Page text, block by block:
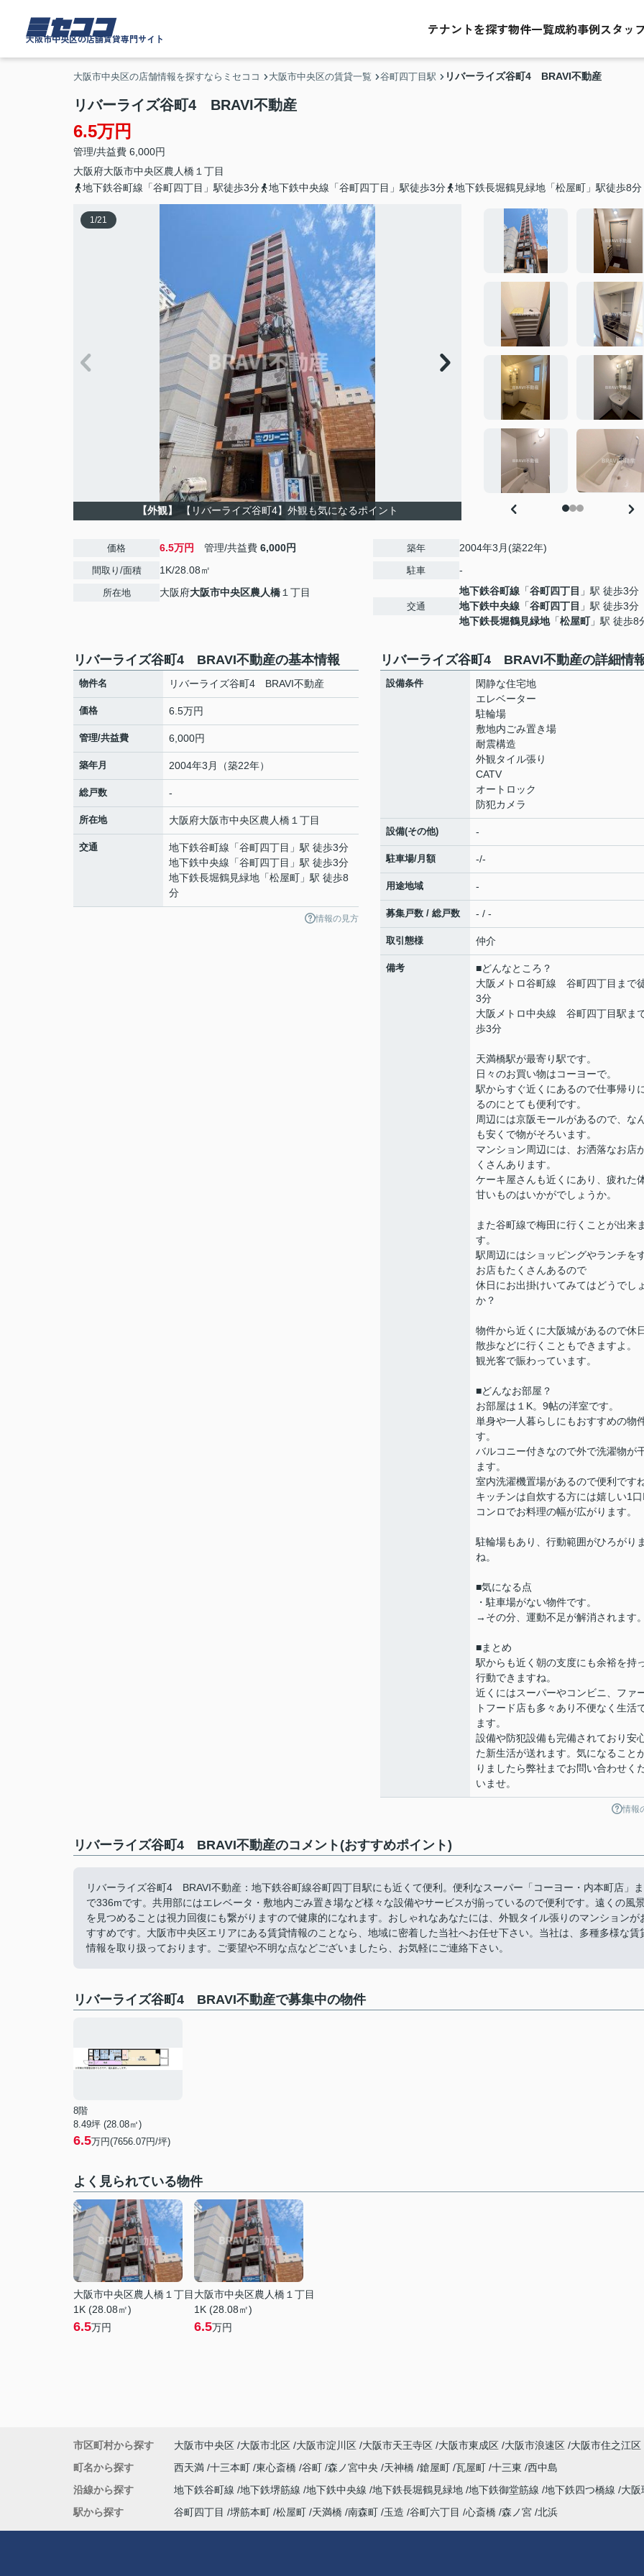
ミセココ
大阪市中央区の店舗賃貸専門サイト
テナントを探す物件一覧成約事例スタッ
大阪市中央区の店舗情報を探すならミセココ 大阪市中央区の賃貸一覧 谷町四丁目駅 リバーライズ谷町4 BRAVI不動産
リバーライズ谷町4 BRAVI不動産
6.5万円
管理/共益費 6,000円
大阪府大阪市中央区農人橋 １丁目
地下鉄谷町線「谷町四丁目」駅徒歩3分
地下鉄中央線「谷町四丁目」駅徒歩3分 地下鉄長堀鶴見緑地「松屋町」駅徒歩8分
1/21
【外観】 【リバーライズ谷町4】外観も気になるポイント
価格 6.5万円 管理/共益費 6,000円
間取り/面積 1K/28.08㎡
所在地 大阪府大阪市中央区農人橋 １丁目
築年 2004年3月(築22年)
駐車 -
交通
地下鉄谷町線 「谷町四丁目 」駅 徒歩3分
地下鉄中央線 「谷町四丁目 」駅 徒歩3分
地下鉄長堀鶴見緑地「松屋町」駅 徒歩8
リバーライズ谷町4 BRAVI不動産の基本情報
物件名 リバーライズ谷町4 BRAVI不動産
価格 6.5万円
管理/共益費 6,000円
築年月 2004年3月（築22年）
総戸数 -
所在地 大阪府大阪市中央区農人橋 １丁目
交通 地下鉄谷町線 「谷町四丁目 」駅 徒歩3分
地下鉄中央線 「谷町四丁目 」駅 徒歩3分
地下鉄長堀鶴見緑地 「松屋町 」駅 徒歩8
分
情報の見方
リバーライズ谷町4 BRAVI不動産の詳細情
設備条件
閑静な住宅地
エレベーター
駐輪場
敷地内ごみ置き場
耐震構造
外観タイル張り
CATV
オートロック
防犯カメラ
設備(その他) -
駐車場/月額 -/-
用途地域 -
募集戸数 / 総戸数 - / -
取引態様 仲介
備考
■どんなところ？
大阪メトロ谷町線 谷町四丁目まで
3分
大阪メトロ中央線 谷町四丁目駅ま
歩3分
天満橋駅が最寄り駅です。
日々のお買い物はコーヨーで。
駅からすぐ近くにあるので仕事帰り
るのにとても便利です。
周辺には京阪モールがあるので、な
も安くで物がそろいます。
マンション周辺には、お洒落なお店
くさんあります。
ケーキ屋さんも近くにあり、疲れた
甘いものはいかがでしょうか。
また谷町線で梅田に行くことが出来
す。
駅周辺にはショッピングやランチを
お店もたくさんあるので
休日にお出掛けいてみてはどうでし
か？
物件から近くに大阪城があるので休
散歩などに行くこともできますよ。
観光客で賑わっています。
■どんなお部屋？
お部屋は１K。9帖の洋室です。
単身や一人暮らしにもおすすめの物
す。
バルコニー付きなので外で洗濯物が
ます。
室内洗濯機置場があるので便利です
キッチンは自炊する方には嬉しい1
コンロでお料理の幅が広がります。
駐輪場もあり、行動範囲がひろがり
ね。
■気になる点
・駐車場がない物件です。
→その分、運動不足が解消されます
■まとめ
駅からも近く朝の支度にも余裕を持
行動できますね。
近くにはスーパーやコンビニ、ファ
トフード店も多々あり不便なく生活
ます。
設備や防犯設備も完備されており安
た新生活が送れます。気になること
りましたら弊社までお問い合わせく
いませ。
情報
リバーライズ谷町4 BRAVI不動産のコメント(おすすめポイント)
リバーライズ谷町4 BRAVI不動産：地下鉄谷町線谷町四丁目駅にも近くて便利。便利なスーパー「コーヨー・内本町店」ま
で336mです。共用部にはエレベータ・敷地内ごみ置き場など様々な設備やサービスが揃っているので便利です。遠くの風
を見つめることは視力回復にも繋がりますので健康的になれます。おしゃれなあなたには、外観タイル張りのマンションが
すすめです。大阪市中央区エリアにある賃貸情報のことなら、地域に密着した当社へお任せ下さい。当社は、多種多様な賃
情報を取り扱っております。ご要望や不明な点などございましたら、お気軽にご連絡下さい。
リバーライズ谷町4 BRAVI不動産で募集中の物件
8階
8.49坪 (28.08㎡)
6.5万円(7656.07円/坪)
よく見られている物件
大阪市中央区農人橋１丁目
1K (28.08㎡)
6.5万円
大阪市中央区農人橋１丁目
1K (28.08㎡)
6.5万円
市区町村から探す 大阪市中央区 大阪市北区 大阪市淀川区 大阪市天王寺区 大阪市東成区 大阪市浪速区 大阪市住之江区
町名から探す
西天満 十三本町 東心斎橋 谷町 森ノ宮中央 天神橋 鎗屋町 瓦屋町 十三東 西中島
沿線から探す
地下鉄谷町線 地下鉄堺筋線 地下鉄中央線 地下鉄長堀鶴見緑地 地下鉄御堂筋線 地下鉄四つ橋線
大
駅から探す
谷町四丁目 堺筋本町 松屋町 天満橋 南森町 玉造 谷町六丁目 心斎橋 森ノ宮 北浜